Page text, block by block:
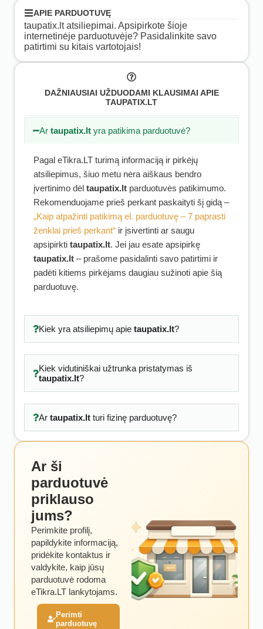
APIE PARDUOTUVĘ
taupatix.lt atsiliepimai. Apsipirkote šioje
internetinėje parduotuvėje? Pasidalinkite savo
patirtimi su kitais vartotojais!
DAŽNIAUSIAI UŽDUODAMI KLAUSIMAI APIE
TAUPATIX.LT
Artaupatix.lt yra patikima parduotuvė?
Pagal eTikra.LT turimą informaciją ir pirkėjų
atsiliepimus, šiuo metu nėra aiškaus bendro
įvertinimo dėl taupatix.lt parduotuvės patikimumo.
Rekomenduojame prieš perkant paskaityti šį gidą –
„Kaip atpažinti patikimą el. parduotuvę – 7 paprasti
ženklai prieš perkant“ ir įsivertinti ar saugu
apsipirkti taupatix.lt. Jei jau esate apsipirkę
taupatix.lt – prašome pasidalinti savo patirtimi ir
padėti kitiems pirkėjams daugiau sužinoti apie šią
parduotuvę.
Kiek yra atsiliepimų apie taupatix.lt?
Kiek vidutiniškai užtrunka pristatymas iš
taupatix.lt?
Ar taupatix.ltturi fizinę parduotuvę?
Ar ši
parduotuvė
priklauso
jums?
Perimkite profilį,
papildykite informaciją,
pridėkite kontaktus ir
valdykite, kaip jūsų
parduotuvė rodoma
eTikra.LT lankytojams.
Perimti
parduotuvę